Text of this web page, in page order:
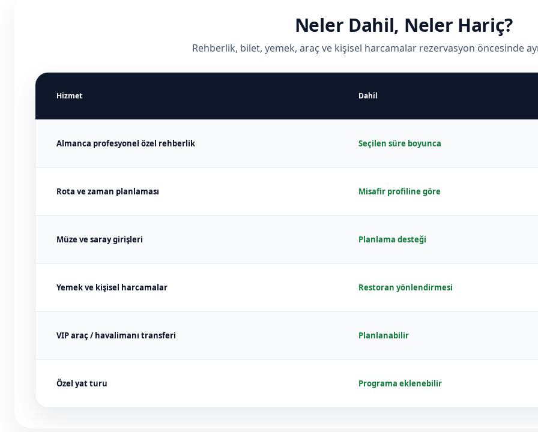
Neler Dahil, Neler Hariç?
Rehberlik, bilet, yemek, araç ve kişisel harcamalar rezervasyon öncesinde
Hizmet Dahil
Almanca profesyonel özel rehberlik Seçilen süre boyunca
Rota ve zaman planlaması Misafir profiline göre
Müze ve saray girişleri Planlama desteği
Yemek ve kişisel harcamalar Restoran yönlendirmesi
VIP araç / havalimanı transferi Planlanabilir
Özel yat turu Programa eklenebilir